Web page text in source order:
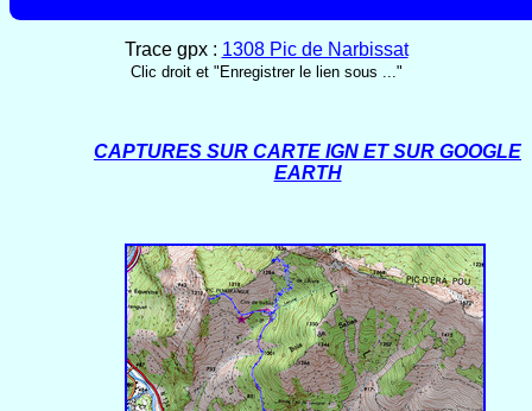
Trace gpx : 1308 Pic de Narbissat
Clic droit et "Enregistrer le lien sous ..."
CAPTURES SUR CARTE IGN ET SUR GOOGLE
EARTH